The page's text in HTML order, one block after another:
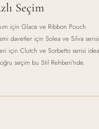
Seçim
için Glace ve Ribbon Pouch
davetler için Solea ve Silva
için Clutch ve Sorbetto serisi
seçim bu Stil Rehberi'nde.